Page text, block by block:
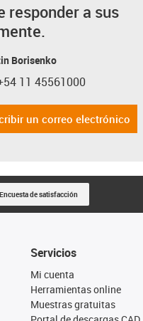
responder a sus
Borisenko
icon-phone
11 45561000
un correo electrónico
Encuesta de satisfacción
Servicios
Mi cuenta
Herramientas online
Muestras gratuitas